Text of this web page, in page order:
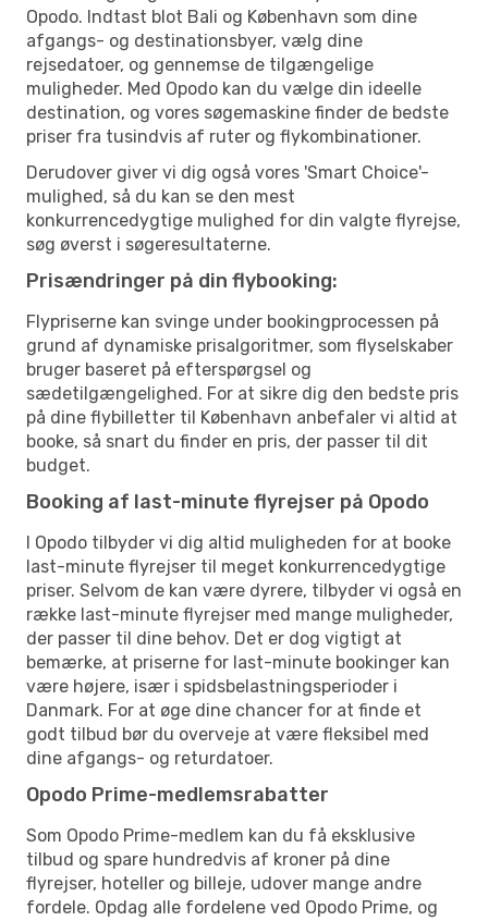
Opodo. Indtast blot Bali og København som dine
afgangs- og destinationsbyer, vælg dine
rejsedatoer, og gennemse de tilgængelige
muligheder. Med Opodo kan du vælge din ideelle
destination, og vores søgemaskine finder de bedste
priser fra tusindvis af ruter og flykombinationer.
Derudover giver vi dig også vores 'Smart Choice'-
mulighed, så du kan se den mest
konkurrencedygtige mulighed for din valgte flyrejse,
søg øverst i søgeresultaterne.
Prisændringer på din flybooking:
Flypriserne kan svinge under bookingprocessen på
grund af dynamiske prisalgoritmer, som flyselskaber
bruger baseret på efterspørgsel og
sædetilgængelighed. For at sikre dig den bedste pris
på dine flybilletter til København anbefaler vi altid at
booke, så snart du finder en pris, der passer til dit
budget.
Booking af last-minute flyrejser på Opodo
I Opodo tilbyder vi dig altid muligheden for at booke
last-minute flyrejser til meget konkurrencedygtige
priser. Selvom de kan være dyrere, tilbyder vi også en
række last-minute flyrejser med mange muligheder,
der passer til dine behov. Det er dog vigtigt at
bemærke, at priserne for last-minute bookinger kan
være højere, især i spidsbelastningsperioder i
Danmark. For at øge dine chancer for at finde et
godt tilbud bør du overveje at være fleksibel med
dine afgangs- og returdatoer.
Opodo Prime-medlemsrabatter
Som Opodo Prime-medlem kan du få eksklusive
tilbud og spare hundredvis af kroner på dine
flyrejser, hoteller og billeje, udover mange andre
fordele. Opdag alle fordelene ved Opodo Prime, og